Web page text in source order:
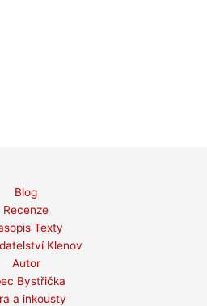
Blog
Recenze
Texty
Klenov
Autor
Bystřička
a inkousty